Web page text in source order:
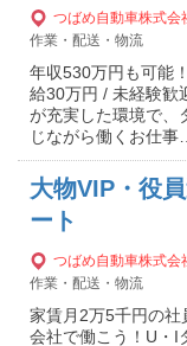
つばめ自動車株式会
作業・配送・物流
年収530万円も可能
給30万円 / 未経験歓
が充実した環境で、
じながら働くお仕事
大物VIP・役
ート
つばめ自動車株式会
作業・配送・物流
家賃月2万5千円の
会社で働こう！U・